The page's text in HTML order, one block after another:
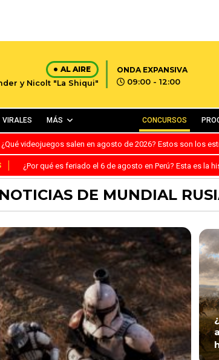
AL AIRE
y Nicolt "La Shiqui"
ONDA EXPANSIVA
09:00 - 12:00
VIRALES MÁS CONCURSOS
¿Qué videojuegos salen en agosto de 2026? Estos son los
¿Por qué es feriado el 6 de agosto en Perú? Esta es la
DE MUNDIAL